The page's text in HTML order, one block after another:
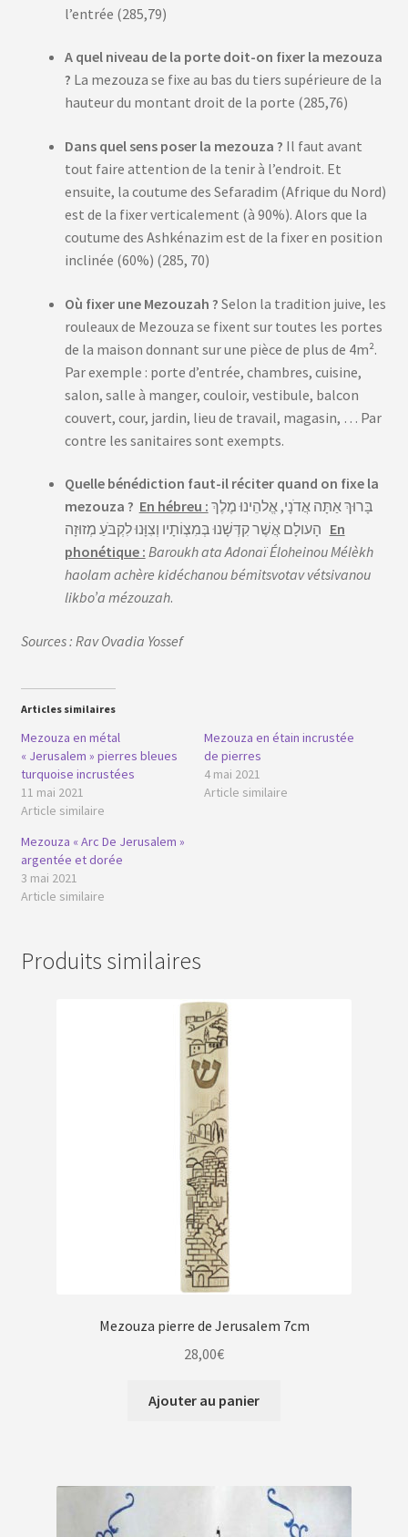
l’entrée (285,79)
A quel niveau de la porte doit-on fixer la mezouza
? La mezouza se fixe au bas du tiers supérieure de la
hauteur du montant droit de la porte (285,76)
Dans quel sens poser la mezouza ? Il faut avant
tout faire attention de la tenir à l’endroit. Et
ensuite, la coutume des Sefaradim (Afrique du Nord)
est de la fixer verticalement (à 90%). Alors que la
coutume des Ashkénazim est de la fixer en position
inclinée (60%) (285, 70)
Où fixer une Mezouzah ? Selon la tradition juive, les
rouleaux de Mezouza se fixent sur toutes les portes
de la maison donnant sur une pièce de plus de 4m².
Par exemple : porte d’entrée, chambres, cuisine,
salon, salle à manger, couloir, vestibule, balcon
couvert, cour, jardin, lieu de travail, magasin, … Par
contre les sanitaires sont exempts.
Quelle bénédiction faut-il réciter quand on fixe la
mezouza ? En hébreu : בָּרוּךְ אַתָּה אֲדֹנָי, אֱלהֵינוּ מֶלֶךְ
En
phonétique : Baroukh ata Adonaï Éloheinou Mélèkh
haolam achère kidéchanou bémitsvotav vétsivanou
likbo’a mézouzah.
Sources : Rav Ovadia Yossef
Articles similaires
Mezouza en métal
« Jerusalem » pierres bleues
turquoise incrustées
11 mai 2021
Article similaire
Mezouza en étain incrustée
de pierres
4 mai 2021
Article similaire
Mezouza « Arc De Jerusalem »
argentée et dorée
3 mai 2021
Article similaire
Produits similaires
Mezouza pierre de Jerusalem 7cm
28,00€
Ajouter au panier